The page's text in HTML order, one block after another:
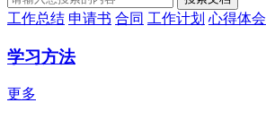
工作总结 申请书 合同 工作计划 心得体会
学习方法
更多